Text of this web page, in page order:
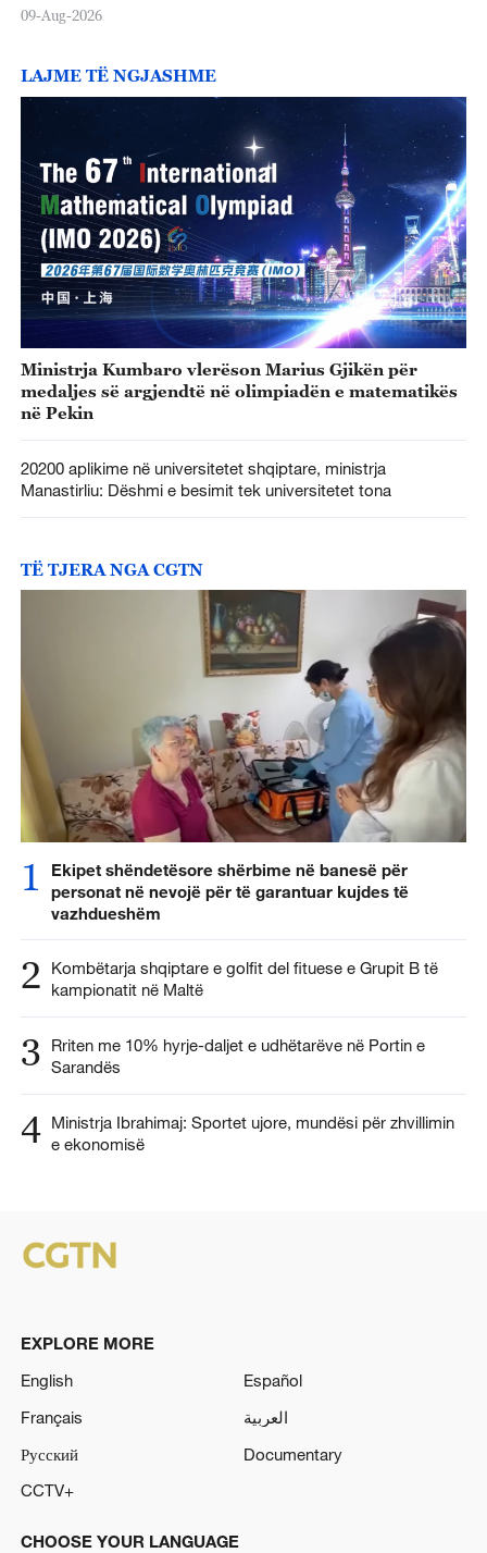
09-Aug-2026
LAJME TË NGJASHME
Ministrja Kumbaro vlerëson Marius Gjikën për
medaljes së argjendtë në olimpiadën e matematikës
në Pekin
20200 aplikime në universitetet shqiptare, ministrja
Manastirliu: Dëshmi e besimit tek universitetet tona
TË TJERA NGA CGTN
1
Ekipet shëndetësore shërbime në banesë për
personat në nevojë për të garantuar kujdes të
vazhdueshëm
2
Kombëtarja shqiptare e golfit del fituese e Grupit B të
kampionatit në Maltë
3
Rriten me 10% hyrje-daljet e udhëtarëve në Portin e
Sarandës
4 Ministrja Ibrahimaj: Sportet ujore, mundësi për zhvillimin
e ekonomisë
EXPLORE MORE
English
Español
Français
العربية
Русский
Documentary
CCTV+
CHOOSE YOUR LANGUAGE